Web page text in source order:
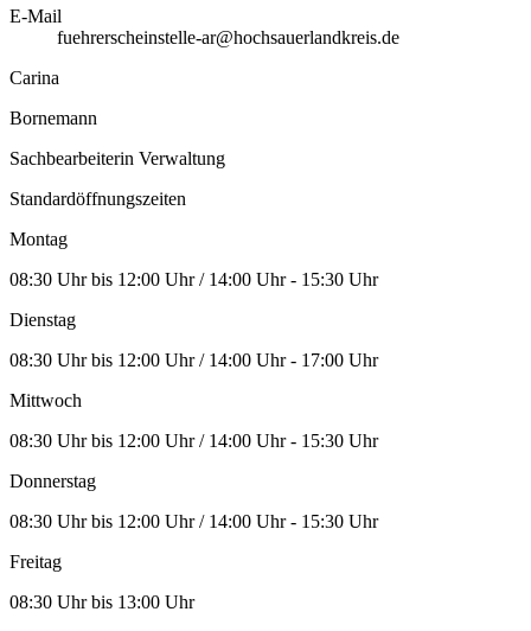
E-Mail
fuehrerscheinstelle-ar@hochsauerlandkreis.de
Carina
Bornemann
Sachbearbeiterin Verwaltung
Standardöffnungszeiten
Montag
08:30 Uhr bis 12:00 Uhr / 14:00 Uhr - 15:30 Uhr
Dienstag
08:30 Uhr bis 12:00 Uhr / 14:00 Uhr - 17:00 Uhr
Mittwoch
08:30 Uhr bis 12:00 Uhr / 14:00 Uhr - 15:30 Uhr
Donnerstag
08:30 Uhr bis 12:00 Uhr / 14:00 Uhr - 15:30 Uhr
Freitag
08:30 Uhr bis 13:00 Uhr